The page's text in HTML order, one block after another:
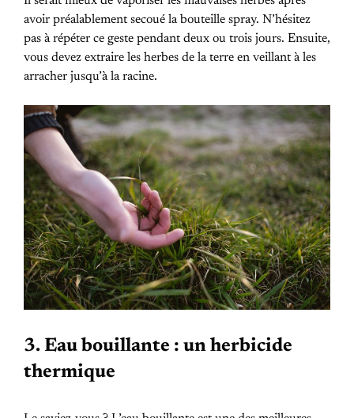
avoir préalablement secoué la bouteille spray. N’hésitez
pas à répéter ce geste pendant deux ou trois jours. Ensuite,
vous devez extraire les herbes de la terre en veillant à les
arracher jusqu’à la racine.
3. Eau bouillante : un herbicide
thermique